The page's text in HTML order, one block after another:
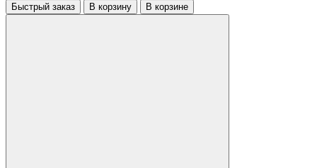
Быстрый заказ
В корзину В корзине